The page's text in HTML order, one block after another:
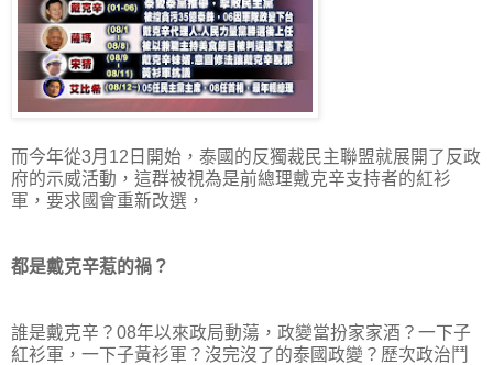
而今年從3月12日開始，泰國的反獨裁民主聯盟就展開了反政
府的示威活動，這群被視為是前總理戴克辛支持者的紅衫
軍，要求國會重新改選，
都是戴克辛惹的禍？
誰是戴克辛？08年以來政局動蕩，政變當扮家家酒？一下子
紅衫軍，一下子黃衫軍？沒完沒了的泰國政變？歷次政治鬥